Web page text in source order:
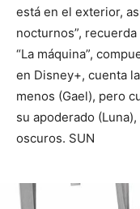
está en el exterior,
nocturnos”,
“La máquina”,
en Disney+, cuenta
menos (Gael), pero
su apoderado
oscuros. SUN